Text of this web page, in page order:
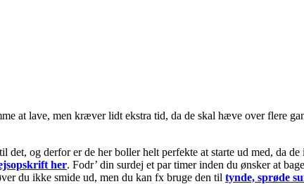
at lave, men kræver lidt ekstra tid, da de skal hæve over flere
det, og derfor er de her boller helt perfekte at starte ud med, da
her. Fodr’ din surdej et par timer inden du ønsker at
du ikke smide ud, men du kan fx bruge den til tynde, sprøde